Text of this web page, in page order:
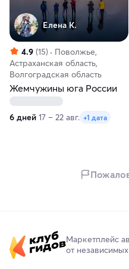
Елена К.
4.9 (15)
Поволжье,
Астраханская область,
Волгоградская область
Жемчужины юга России
6 дней 17 – 22 авг. +1 дата
Маркетплейс
от